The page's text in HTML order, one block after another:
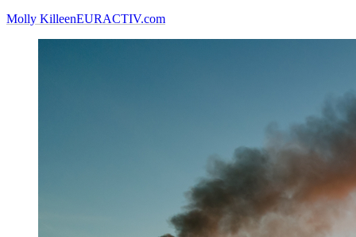
Molly KilleenEURACTIV.com